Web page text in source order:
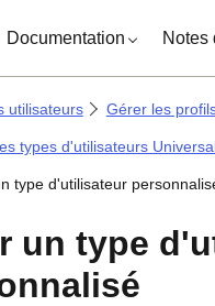
Documentation Notes
utilisateurs Gérer les
types d'utilisateurs
type d'utilisateur
un type